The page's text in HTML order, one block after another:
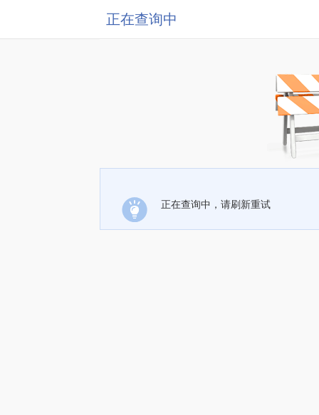
正在查询中
正在查询中，请刷新重试